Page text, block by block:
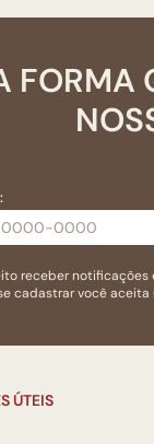
FORMA
receber notificações
cadastrar você aceita
ÚTEIS